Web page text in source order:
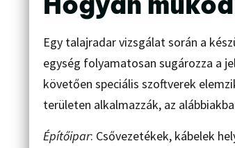
Egy talajradar vizsgálat során a
egység folyamatosan sugározza a
követően speciális szoftverek
területen alkalmazzák, az
Építőipar: Csővezetékek, kábelek